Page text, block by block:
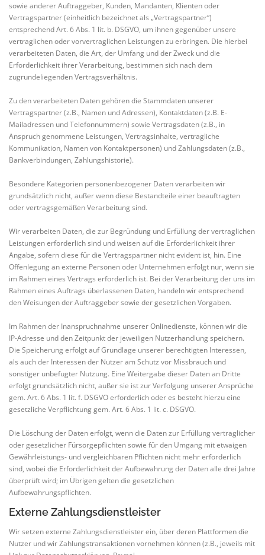
sowie anderer Auftraggeber, Kunden, Mandanten, Klienten oder
Vertragspartner (einheitlich bezeichnet als „Vertragspartner“)
entsprechend Art. 6 Abs. 1 lit. b. DSGVO, um ihnen gegenüber unsere
vertraglichen oder vorvertraglichen Leistungen zu erbringen. Die hierbei
verarbeiteten Daten, die Art, der Umfang und der Zweck und die
Erforderlichkeit ihrer Verarbeitung, bestimmen sich nach dem
zugrundeliegenden Vertragsverhältnis.
Zu den verarbeiteten Daten gehören die Stammdaten unserer
Vertragspartner (z.B., Namen und Adressen), Kontaktdaten (z.B. E-
Mailadressen und Telefonnummern) sowie Vertragsdaten (z.B., in
Anspruch genommene Leistungen, Vertragsinhalte, vertragliche
Kommunikation, Namen von Kontaktpersonen) und Zahlungsdaten (z.B.,
Bankverbindungen, Zahlungshistorie).
Besondere Kategorien personenbezogener Daten verarbeiten wir
grundsätzlich nicht, außer wenn diese Bestandteile einer beauftragten
oder vertragsgemäßen Verarbeitung sind.
Wir verarbeiten Daten, die zur Begründung und Erfüllung der vertraglichen
Leistungen erforderlich sind und weisen auf die Erforderlichkeit ihrer
Angabe, sofern diese für die Vertragspartner nicht evident ist, hin. Eine
Offenlegung an externe Personen oder Unternehmen erfolgt nur, wenn sie
im Rahmen eines Vertrags erforderlich ist. Bei der Verarbeitung der uns im
Rahmen eines Auftrags überlassenen Daten, handeln wir entsprechend
den Weisungen der Auftraggeber sowie der gesetzlichen Vorgaben.
Im Rahmen der Inanspruchnahme unserer Onlinedienste, können wir die
IP-Adresse und den Zeitpunkt der jeweiligen Nutzerhandlung speichern.
Die Speicherung erfolgt auf Grundlage unserer berechtigten Interessen,
als auch der Interessen der Nutzer am Schutz vor Missbrauch und
sonstiger unbefugter Nutzung. Eine Weitergabe dieser Daten an Dritte
erfolgt grundsätzlich nicht, außer sie ist zur Verfolgung unserer Ansprüche
gem. Art. 6 Abs. 1 lit. f. DSGVO erforderlich oder es besteht hierzu eine
gesetzliche Verpflichtung gem. Art. 6 Abs. 1 lit. c. DSGVO.
Die Löschung der Daten erfolgt, wenn die Daten zur Erfüllung vertraglicher
oder gesetzlicher Fürsorgepflichten sowie für den Umgang mit etwaigen
Gewährleistungs- und vergleichbaren Pflichten nicht mehr erforderlich
sind, wobei die Erforderlichkeit der Aufbewahrung der Daten alle drei Jahre
überprüft wird; im Übrigen gelten die gesetzlichen
Aufbewahrungspflichten.
Externe Zahlungsdienstleister
Wir setzen externe Zahlungsdienstleister ein, über deren Plattformen die
Nutzer und wir Zahlungstransaktionen vornehmen können (z.B., jeweils mit